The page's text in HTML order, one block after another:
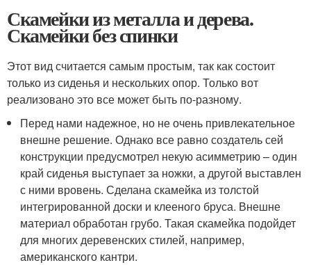
Скамейки из металла и дерева.
Скамейки без спинки
Этот вид считается самым простым, так как состоит
только из сиденья и нескольких опор. Только вот
реализовано это все может быть по-разному.
Перед нами надежное, но не очень привлекательное
внешне решение. Однако все равно создатель сей
конструкции предусмотрел некую асимметрию – один
край сиденья выступает за ножки, а другой выставлен
с ними вровень. Сделана скамейка из толстой
интегрированной доски и клееного бруса. Внешне
материал обработан грубо. Такая скамейка подойдет
для многих деревенских стилей, например,
американского кантри.